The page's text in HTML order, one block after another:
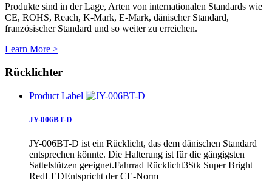
Produkte sind in der Lage, Arten von internationalen Standards wie
CE, ROHS, Reach, K-Mark, E-Mark, dänischer Standard,
französischer Standard und so weiter zu erreichen.
Learn More >
Rücklichter
Product Label
JY-006BT-D
JY-006BT-D ist ein Rücklicht, das dem dänischen Standard
entsprechen könnte. Die Halterung ist für die gängigsten
Sattelstützen geeignet.Fahrrad Rücklicht3Stk Super Bright
RedLEDEntspricht der CE-Norm